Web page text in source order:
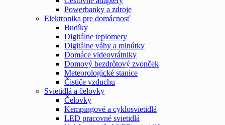
Powerbanky a zdroje
Elektronika pre domácnosť
Budíky
Digitálne teplomery
Digitálne váhy a minútky
Domáce videovrátniky
Domový bezdrôtový zvonček
Meteorologické stanice
Čističe vzduchu
Svietidlá a čelovky
Čelovky
Kempingové a cyklosvietidlá
LED pracovné svietidlá